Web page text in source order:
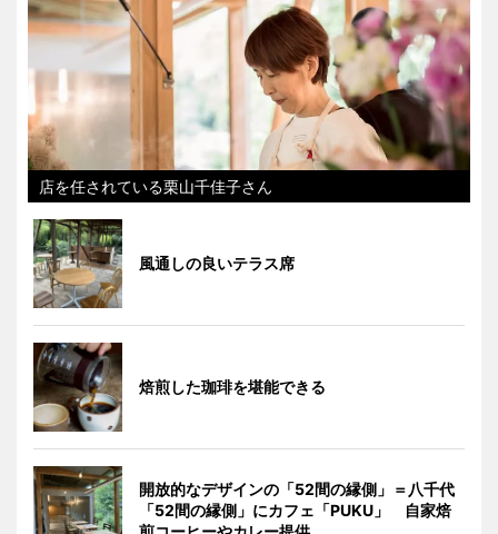
店を任されている栗山千佳子さん
風通しの良いテラス席
焙煎した珈琲を堪能できる
開放的なデザインの「52間の縁側」＝八千代
「52間の縁側」にカフェ「PUKU」 自家焙